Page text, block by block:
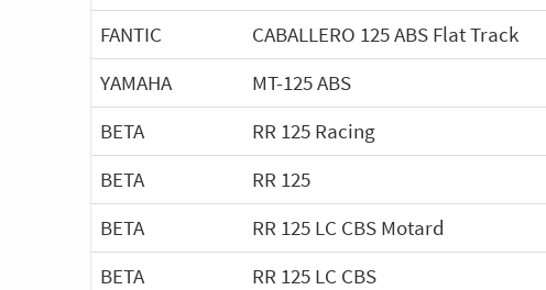
FANTIC
CABALLERO 125 ABS Flat Track
YAMAHA
MT-125 ABS
BETA
RR 125 Racing
BETA
RR 125
BETA
RR 125 LC CBS Motard
BETA
RR 125 LC CBS